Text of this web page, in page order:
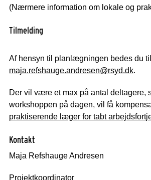
(Nærmere information om lokale og
Tilmelding
Af hensyn til planlægningen bedes du
maja.refshauge.andresen@rsyd.dk.
Der vil være et max på antal deltagere,
workshoppen på dagen, vil få
praktiserende læger for tabt
Kontakt
Maja Refshauge Andresen
Projektkoordinator